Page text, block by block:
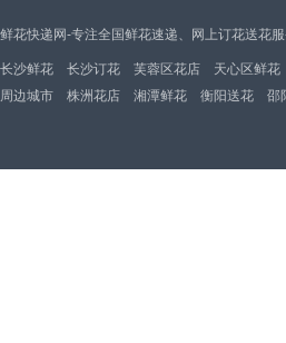
鲜花快递网-专注全国鲜花速递、网上订花送花
长沙鲜花 长沙订花 芙蓉区花店 天心区鲜花
周边城市
株洲花店 湘潭鲜花 衡阳送花 邵